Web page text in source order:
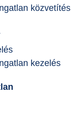
közvetítés
kezelés